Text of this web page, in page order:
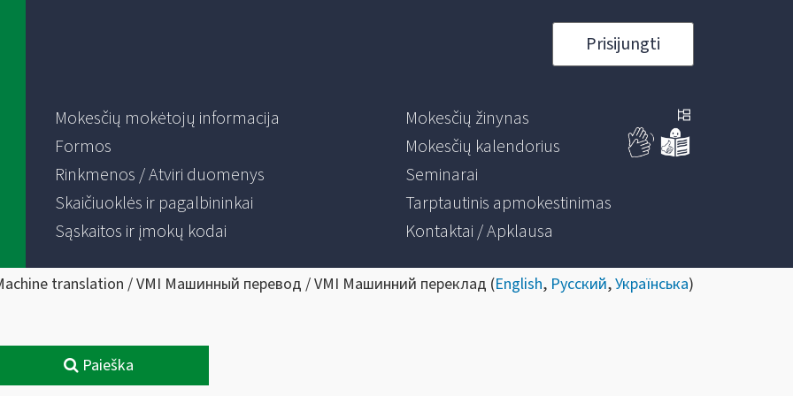
Prisijungti
Mokesčių mokėtojų informacija
Formos
Rinkmenos / Atviri duomenys
Skaičiuoklės ir pagalbininkai
Sąskaitos ir įmokų kodai
Mokesčių žinynas
Mokesčių kalendorius
Seminarai
Tarptautinis apmokestinimas
Kontaktai / Apklausa
translation / VMI Машинный перевод / VMI Машинний переклад (English, Русский,Українська)
Paieška